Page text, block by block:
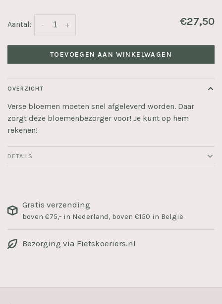
Aantal: +
- €27,50
TOEVOEGEN AAN WINKELWAGEN
OVERZICHT
Verse bloemen moeten snel afgeleverd worden. Daar
zorgt deze bloemenbezorger voor! Je kunt op hem
rekenen!
DETAILS
Gratis verzending
boven €75,- in Nederland, boven €150 in België
Bezorging via Fietskoeriers.nl